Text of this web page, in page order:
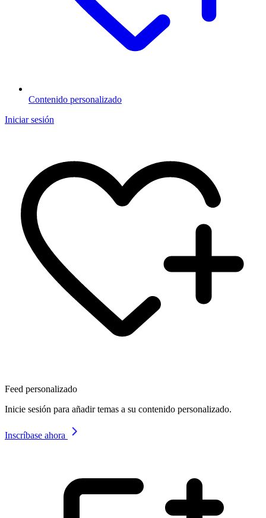
Contenido personalizado
Iniciar sesión
Feed personalizado
Inicie sesión para añadir temas a su contenido personalizado.
Inscríbase ahora